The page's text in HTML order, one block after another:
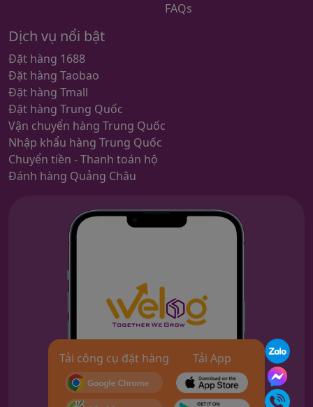
FAQs
Dịch vụ nổi bật
Đặt hàng 1688
Đặt hàng Taobao
Đặt hàng Tmall
Đặt hàng Trung Quốc
Vận chuyển hàng Trung Quốc
Nhập khẩu hàng Trung Quốc
Chuyển tiền - Thanh toán hộ
Đánh hàng Quảng Châu
Tải công cụ đặt hàng Tải App